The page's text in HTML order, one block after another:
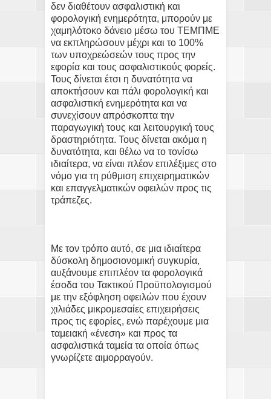
δεν διαθέτουν ασφαλιστική και
φορολογική ενημερότητα, μπορούν με
χαμηλότοκο δάνειο μέσω του ΤΕΜΠΜΕ
να εκπληρώσουν μέχρι και το 100%
των υποχρεώσεών τους προς την
εφορία και τους ασφαλιστικούς φορείς.
Τους δίνεται έτσι η δυνατότητα να
αποκτήσουν και πάλι φορολογική και
ασφαλιστική ενημερότητα και να
συνεχίσουν απρόσκοπτα την
παραγωγική τους και λειτουργική τους
δραστηριότητα. Τους δίνεται ακόμα η
δυνατότητα, και θέλω να το τονίσω
ιδιαίτερα, να είναι πλέον επιλέξιμες στο
νόμο για τη ρύθμιση επιχειρηματικών
και επαγγελματικών οφειλών προς τις
τράπεζες.
Με τον τρόπο αυτό, σε μια ιδιαίτερα
δύσκολη δημοσιονομική συγκυρία,
αυξάνουμε επιπλέον τα φορολογικά
έσοδα του Τακτικού Προϋπολογισμού
με την εξόφληση οφειλών που έχουν
χιλιάδες μικρομεσαίες επιχειρήσεις
προς τις εφορίες, ενώ παρέχουμε μια
ταμειακή «ένεση» και προς τα
ασφαλιστικά ταμεία τα οποία όπως
γνωρίζετε αιμορραγούν.